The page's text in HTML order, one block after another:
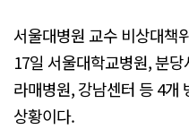
서울대병원 교수 비상대책
17일 서울대학교병원, 분
라매병원, 강남센터 등 4개
상황이다.